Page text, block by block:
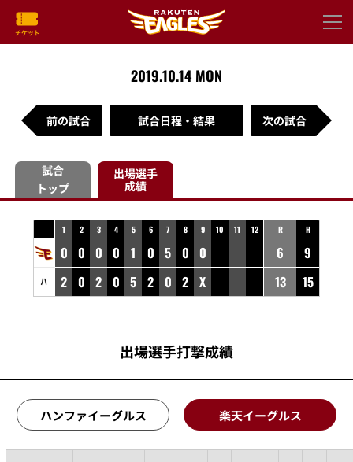
2019.10.14 MON
前の試合 試合日程・結果 次の試合
試合
トップ
出場選手
成績
1 2 3 4 5 6 7 8 9 10 11 12
0 0 0 0 1 0 5 0 0
2 0 2 0 5 2 0 2 X
R H
6
9
13
15
出場選手打撃成績
ハンファイーグルス 楽天イーグルス